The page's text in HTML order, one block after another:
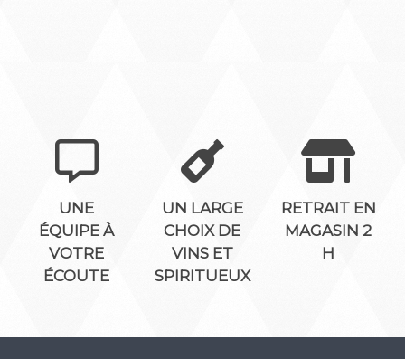
UNE
ÉQUIPE À
VOTRE
ÉCOUTE
UN LARGE
CHOIX DE
VINS ET
SPIRITUEUX
RETRAIT EN
MAGASIN 2
H